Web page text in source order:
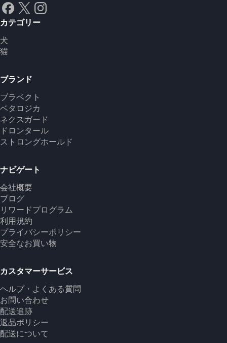
カテゴリー
犬
猫
ブランド
ブラベクト
ベタロジカ
ネクスガード
ドロンタール
ストロングホールド
ナビゲート
会社概要
ブログ
リワードプログラム
利用規約
プライバシーポリシー
安全なお買い物
カスタマーサービス
ヘルプ・よくある質問
お問い合わせ
配送追跡
返品ポリシー
配送について